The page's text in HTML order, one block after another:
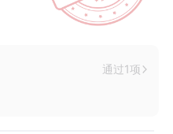
通过1项